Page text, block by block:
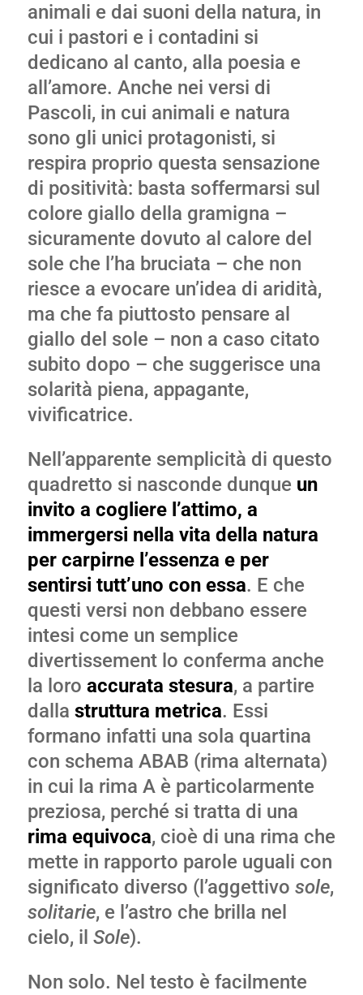
animali e dai suoni della natura, in
cui i pastori e i contadini si
dedicano al canto, alla poesia e
all’amore. Anche nei versi di
Pascoli, in cui animali e natura
sono gli unici protagonisti, si
respira proprio questa sensazione
di positività: basta soffermarsi sul
colore giallo della gramigna –
sicuramente dovuto al calore del
sole che l’ha bruciata – che non
riesce a evocare un’idea di aridità,
ma che fa piuttosto pensare al
giallo del sole – non a caso citato
subito dopo – che suggerisce una
solarità piena, appagante,
vivificatrice.
Nell’apparente semplicità di questo
quadretto si nasconde dunque un
invito a cogliere l’attimo, a
immergersi nella vita della natura
per carpirne l’essenza e per
sentirsi tutt’uno con essa. E che
questi versi non debbano essere
intesi come un semplice
divertissement lo conferma anche
la loro accurata stesura, a partire
dalla struttura metrica. Essi
formano infatti una sola quartina
con schema ABAB (rima alternata)
in cui la rima A è particolarmente
preziosa, perché si tratta di una
rima equivoca, cioè di una rima che
mette in rapporto parole uguali con
significato diverso (l’aggettivo sole,
solitarie, e l’astro che brilla nel
cielo, il Sole).
Non solo. Nel testo è facilmente